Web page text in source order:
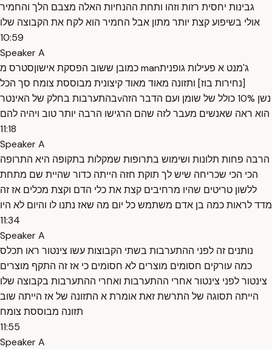
גבינות יחסית רזות וזהו ותחת ההנחיות האלה מצבם הלך והחמיר
אולי בשיפוע קצת יותר מתון אבל החמיר הוא לקח את הקבוצה שלו
10:59
Speaker A
כמובן ששוב הפסקת אישוןסטרס מ manג'מנט א פעילות גופנית
[נחירות בוז] ותזונה מאוד מאוד קיצונית מבוססת צומח סך הכל
בהתערבות בחלק של האינטרvנשן 10% כולל של שומן ועם הדבר הזה
הוא ראה שאנשים מעבר לזה שהם הרגישו הרבה יותר טוב ויהיה להם
11:18
Speaker A
הרבה פחות תלונות ושימוש בתרופות שמקלות בתקופה היא התרופה
הכי הכי שכריחה שיש לך תוקת חזה הייתה כדור שהיית שם מתחת
ללשון טריטים שהיו מרחיבים קצת את כלי הדם וקצת מכלים אז זה
מדד לראות כמה בן אדם משתמש כל יום מה שאז נתנו לו והיום לא היו
11:34
Speaker A
נותנים זה לפני ההתערבות בשתי הקבוצות עשו צינטור ראו תכלס
כמה עורקים חסומים מוצרים לא חסומים כי אז זה התקף מוצרים
צינטור לפני צינטור אחרי ההתערבות ואחרי ההתערבות בקבוצה שלו
הייתה תסוגה של התרשת זאת אומרת א התזונה של אז הייתה שוב
תזונה מבוססת צומח
11:55
Speaker A